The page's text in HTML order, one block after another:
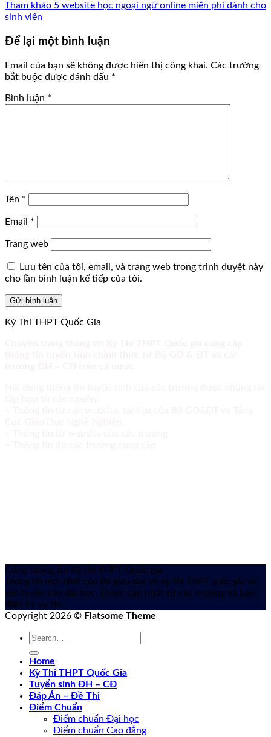
Tham khảo 5 website học ngoại ngữ online miễn phí dành cho
sinh viên
Để lại một bình luận
Email của bạn sẽ không được hiển thị công khai. Các trường
bắt buộc được đánh dấu *
Bình luận *
Tên *
Email *
Trang web
Lưu tên của tôi, email, và trang web trong trình duyệt này
cho lần bình luận kế tiếp của tôi.
Kỳ Thi THPT Quốc Gia
Cổng thông tin Kỳ thi THPT Quốc gia
Thông tin mới nhất của Bộ giáo dục về kỳ thi THPT quốc gia và
xét tuyển vào đại học. Được cập nhật từ các trường và báo
điện tử uy tín.
Copyright 2026 © Flatsome Theme
Home
Kỳ Thi THPT Quốc Gia
Tuyển sinh ĐH – CĐ
Đáp Án – Đề Thi
Điểm Chuẩn
Điểm chuẩn Đại học
Điểm chuẩn Cao đẳng